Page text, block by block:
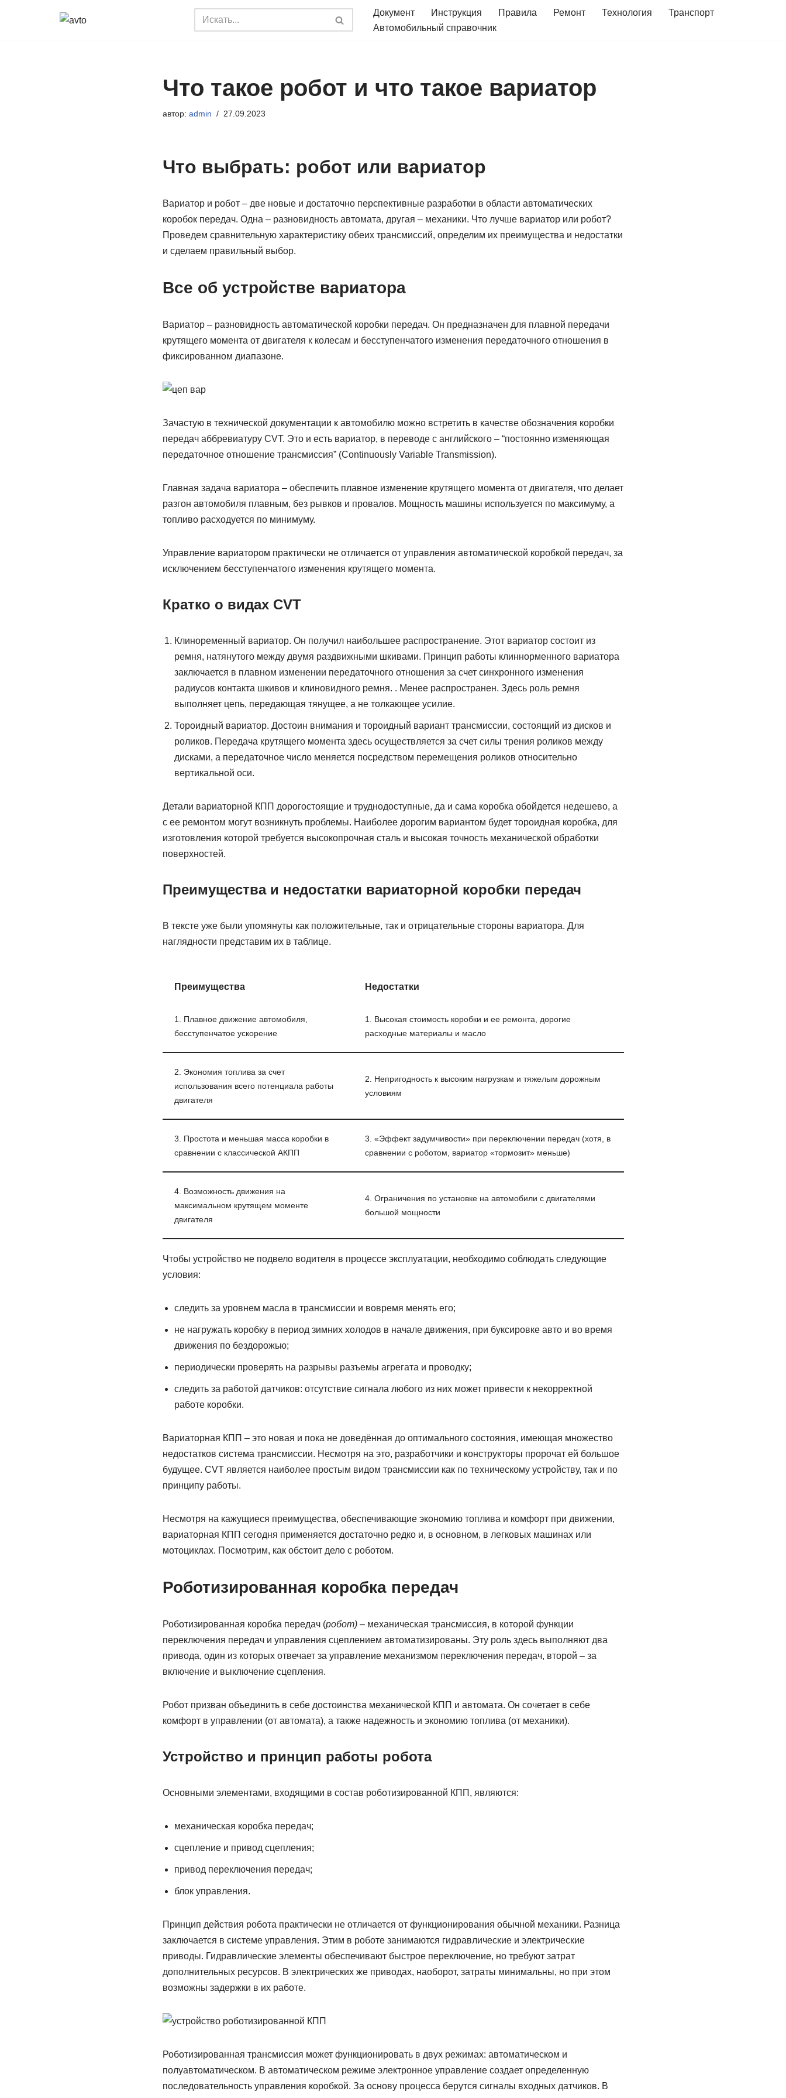
Документ Инструкция Правила Ремонт Технология
Транспорт
Автомобильный справочник
Что такое робот и что такое вариатор
автор: admin 27.09.2023
Что выбрать: робот или вариатор
Вариатор и робот – две новые и достаточно перспективные разработки в области автоматических
коробок передач. Одна – разновидность автомата, другая – механики. Что лучше вариатор или робот?
Проведем сравнительную характеристику обеих трансмиссий, определим их преимущества и недостатки
и сделаем правильный выбор.
Все об устройстве вариатора
Вариатор – разновидность автоматической коробки передач. Он предназначен для плавной передачи
крутящего момента от двигателя к колесам и бесступенчатого изменения передаточного отношения в
фиксированном диапазоне.
Зачастую в технической документации к автомобилю можно встретить в качестве обозначения коробки
передач аббревиатуру CVT. Это и есть вариатор, в переводе с английского – “постоянно изменяющая
передаточное отношение трансмиссия” (Continuously Variable Transmission).
Главная задача вариатора – обеспечить плавное изменение крутящего момента от двигателя, что делает
разгон автомобиля плавным, без рывков и провалов. Мощность машины используется по максимуму, а
топливо расходуется по минимуму.
Управление вариатором практически не отличается от управления автоматической коробкой передач, за
исключением бесступенчатого изменения крутящего момента.
Кратко о видах CVT
Клиноременный вариатор. Он получил наибольшее распространение. Этот вариатор состоит из
ремня, натянутого между двумя раздвижными шкивами. Принцип работы клиннорменного вариатора
заключается в плавном изменении передаточного отношения за счет синхронного изменения
радиусов контакта шкивов и клиновидного ремня. . Менее распространен. Здесь роль ремня
выполняет цепь, передающая тянущее, а не толкающее усилие.
Тороидный вариатор. Достоин внимания и тороидный вариант трансмиссии, состоящий из дисков и
роликов. Передача крутящего момента здесь осуществляется за счет силы трения роликов между
дисками, а передаточное число меняется посредством перемещения роликов относительно
вертикальной оси.
Детали вариаторной КПП дорогостоящие и труднодоступные, да и сама коробка обойдется недешево, а
с ее ремонтом могут возникнуть проблемы. Наиболее дорогим вариантом будет тороидная коробка, для
изготовления которой требуется высокопрочная сталь и высокая точность механической обработки
поверхностей.
Преимущества и недостатки вариаторной коробки передач
В тексте уже были упомянуты как положительные, так и отрицательные стороны вариатора. Для
наглядности представим их в таблице.
Преимущества Недостатки
1. Плавное движение автомобиля,
бесступенчатое ускорение
1. Высокая стоимость коробки и ее ремонта, дорогие
расходные материалы и масло
2. Экономия топлива за счет
использования всего потенциала работы
двигателя
2. Непригодность к высоким нагрузкам и тяжелым дорожным
условиям
3. Простота и меньшая масса коробки в
сравнении с классической АКПП
3. «Эффект задумчивости» при переключении передач (хотя, в
сравнении с роботом, вариатор «тормозит» меньше)
4. Возможность движения на
максимальном крутящем моменте
двигателя
4. Ограничения по установке на автомобили с двигателями
большой мощности
Чтобы устройство не подвело водителя в процессе эксплуатации, необходимо соблюдать следующие
условия:
следить за уровнем масла в трансмиссии и вовремя менять его;
не нагружать коробку в период зимних холодов в начале движения, при буксировке авто и во время
движения по бездорожью;
периодически проверять на разрывы разъемы агрегата и проводку;
следить за работой датчиков: отсутствие сигнала любого из них может привести к некорректной
работе коробки.
Вариаторная КПП – это новая и пока не доведённая до оптимального состояния, имеющая множество
недостатков система трансмиссии. Несмотря на это, разработчики и конструкторы пророчат ей большое
будущее. CVT является наиболее простым видом трансмиссии как по техническому устройству, так и по
принципу работы.
Несмотря на кажущиеся преимущества, обеспечивающие экономию топлива и комфорт при движении,
вариаторная КПП сегодня применяется достаточно редко и, в основном, в легковых машинах или
мотоциклах. Посмотрим, как обстоит дело с роботом.
Роботизированная коробка передач
Роботизированная коробка передач (робот)– механическая трансмиссия, в которой функции
переключения передач и управления сцеплением автоматизированы. Эту роль здесь выполняют два
привода, один из которых отвечает за управление механизмом переключения передач, второй – за
включение и выключение сцепления.
Робот призван объединить в себе достоинства механической КПП и автомата. Он сочетает в себе
комфорт в управлении (от автомата), а также надежность и экономию топлива (от механики).
Устройство и принцип работы робота
Основными элементами, входящими в состав роботизированной КПП, являются:
механическая коробка передач;
сцепление и привод сцепления;
привод переключения передач;
блок управления.
Принцип действия робота практически не отличается от функционирования обычной механики. Разница
заключается в системе управления. Этим в роботе занимаются гидравлические и электрические
приводы. Гидравлические элементы обеспечивают быстрое переключение, но требуют затрат
дополнительных ресурсов. В электрических же приводах, наоборот, затраты минимальны, но при этом
возможны задержки в их работе.
Роботизированная трансмиссия может функционировать в двух режимах: автоматическом и
полуавтоматическом. В автоматическом режиме электронное управление создает определенную
последовательность управления коробкой. За основу процесса берутся сигналы входных датчиков. В